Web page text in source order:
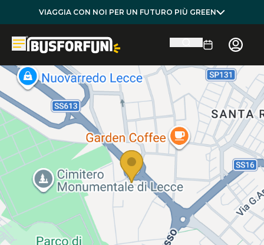
VIAGGIA CON NOI PER UN FUTURO PIÙ GREEN